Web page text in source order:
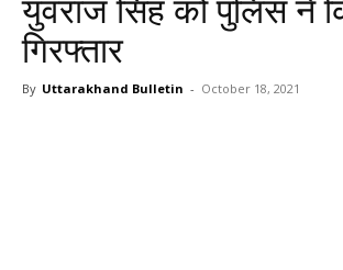
युवराज सिंह को पुलिस ने
गिरफ्तार
By Uttarakhand Bulletin - October 18, 2021